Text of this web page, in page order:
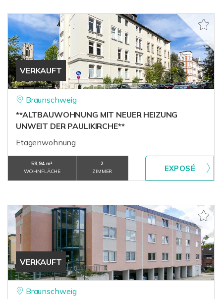
VERKAUFT
Braunschweig
**ALTBAUWOHNUNG MIT NEUER HEIZUNG
UNWEIT DER PAULIKIRCHE**
Etagenwohnung
59,94 m²
WOHNFLÄCHE
2
ZIMMER
VERKAUFT
Braunschweig